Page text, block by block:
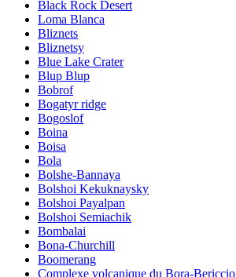
Black Rock Desert
Loma Blanca
Bliznets
Bliznetsy
Blue Lake Crater
Blup Blup
Bobrof
Bogatyr ridge
Bogoslof
Boina
Boisa
Bola
Bolshe-Bannaya
Bolshoi Kekuknaysky
Bolshoi Payalpan
Bolshoi Semiachik
Bombalai
Bona-Churchill
Boomerang
Complexe volcanique du Bora-Bericcio